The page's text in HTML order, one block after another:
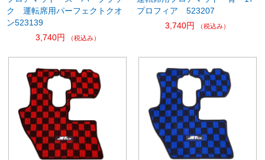
ク 運転席用パーフェクトクオ
ン523139
3,740円
（税込み）
プロフィア 523207
3,740円
（税込み）